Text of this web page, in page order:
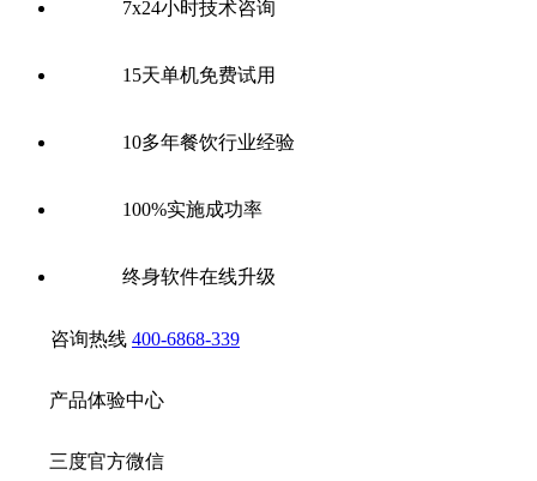
7x24小时技术咨询
15天单机免费试用
10多年餐饮行业经验
100%实施成功率
终身软件在线升级
咨询热线 400-6868-339
产品体验中心
三度官方微信